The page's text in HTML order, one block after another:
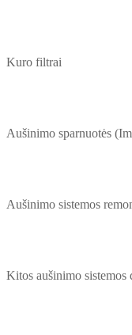
Kuro filtrai
Aušinimo sparnuotės
Aušinimo sistemos
Kitos aušinimo sistemos